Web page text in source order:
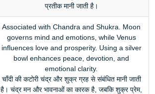
प्रतीक मानी जाती है।
Associated with Chandra and Shukra. Moon
governs mind and emotions, while Venus
influences love and prosperity. Using a silver
bowl enhances peace, devotion, and
emotional clarity.
चाँदी की कटोरी चंद्र और शुक्र ग्रह से संबंधित मानी जाती
है। चंद्र मन और भावनाओं का कारक है, जबकि शुक्र प्रेम,